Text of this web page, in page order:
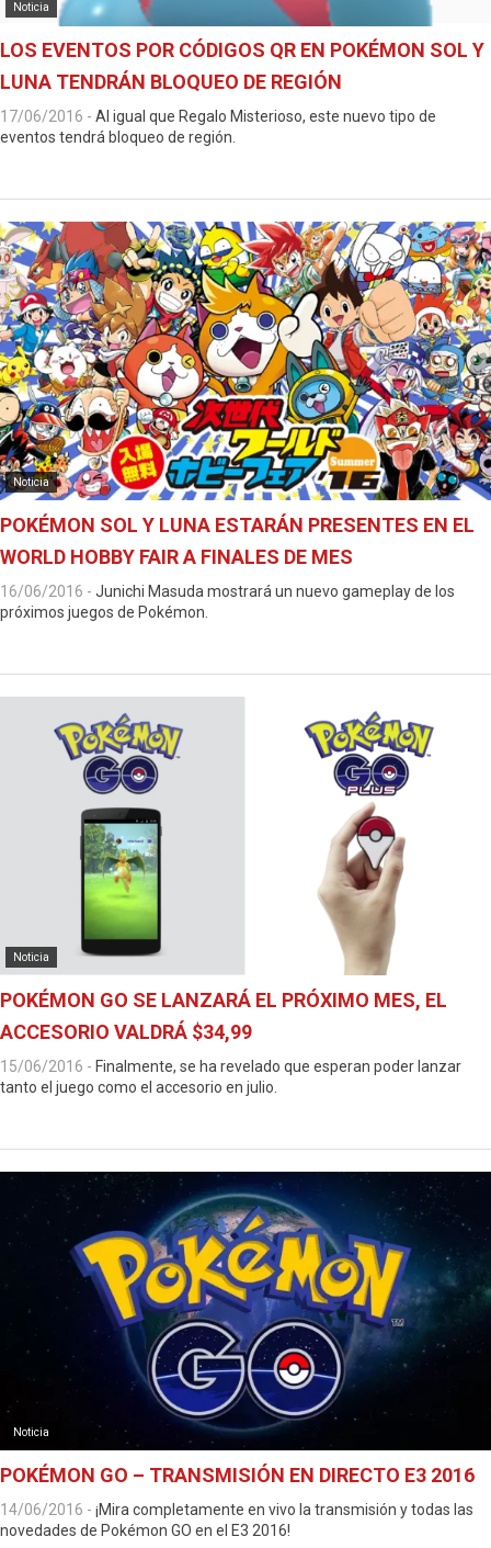
Noticia
LOS EVENTOS POR CÓDIGOS QR EN POKÉMON SOL Y
LUNA TENDRÁN BLOQUEO DE REGIÓN
17/06/2016 - Al igual que Regalo Misterioso, este nuevo tipo de
eventos tendrá bloqueo de región.
Noticia
POKÉMON SOL Y LUNA ESTARÁN PRESENTES EN EL
WORLD HOBBY FAIR A FINALES DE MES
16/06/2016 - Junichi Masuda mostrará un nuevo gameplay de los
próximos juegos de Pokémon.
Noticia
POKÉMON GO SE LANZARÁ EL PRÓXIMO MES, EL
ACCESORIO VALDRÁ $34,99
15/06/2016 - Finalmente, se ha revelado que esperan poder lanzar
tanto el juego como el accesorio en julio.
Noticia
POKÉMON GO – TRANSMISIÓN EN DIRECTO E3 2016
14/06/2016 - ¡Mira completamente en vivo la transmisión y todas las
novedades de Pokémon GO en el E3 2016!